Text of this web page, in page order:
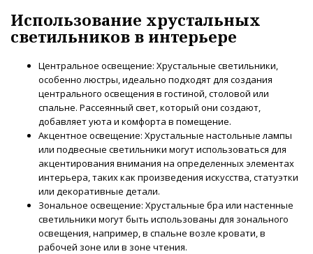
Использование хрустальных
светильников в интерьере
Центральное освещение: Хрустальные светильники,
особенно люстры, идеально подходят для создания
центрального освещения в гостиной, столовой или
спальне. Рассеянный свет, который они создают,
добавляет уюта и комфорта в помещение.
Акцентное освещение: Хрустальные настольные лампы
или подвесные светильники могут использоваться для
акцентирования внимания на определенных элементах
интерьера, таких как произведения искусства, статуэтки
или декоративные детали.
Зональное освещение: Хрустальные бра или настенные
светильники могут быть использованы для зонального
освещения, например, в спальне возле кровати, в
рабочей зоне или в зоне чтения.